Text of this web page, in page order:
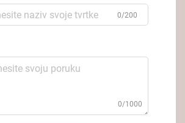
0/200
0/1000